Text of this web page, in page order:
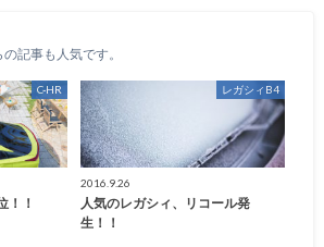
の記事も人気です。
C-HR
！！
レガシィB4
2016.9.26
人気のレガシィ、リコール発
生！！